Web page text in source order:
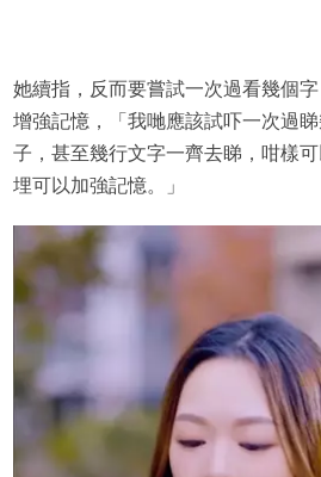
她續指，反而要嘗試一次過看幾個
增強記憶，「我哋應該試吓一次過
子，甚至幾行文字一齊去睇，咁樣
埋可以加強記憶。」